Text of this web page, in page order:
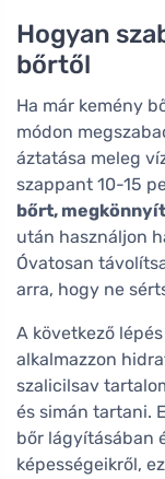
Hogyan
bőrtől
Ha már kemény
módon
áztatása meleg
szappant 10-15
bőrt,
után használjon
Óvatosan
arra, hogy ne
A következő
alkalmazzon
szalicilsav
és simán tartani.
bőr lágyításában
képességeikről,